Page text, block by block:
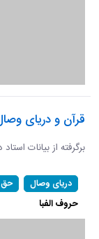
قرآن و دریای
برگرفته از بیانات
دریای وصال حق
حروف الفبا